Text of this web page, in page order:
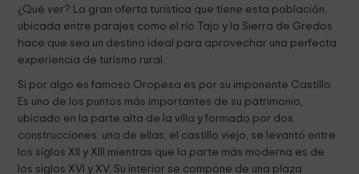
¿Qué ver? La gran oferta turística que tiene esta población,
ubicada entre parajes como el río Tajo y la Sierra de Gredos
hace que sea un destino ideal para aprovechar una perfecta
experiencia de turismo rural.
Si por algo es famoso Oropesa es por su imponente Castillo.
Es uno de los puntos más importantes de su patrimonio,
ubicado en la parte alta de la villa y formado por dos
construcciones: una de ellas, el castillo viejo, se levantó entre
los siglos XII y XIII mientras que la parte más moderna es de
los siglos XVI y XV. Su interior se compone de una plaza